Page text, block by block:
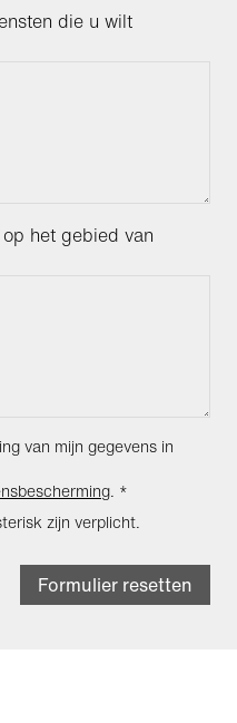
die u wilt
het gebied van
van mijn gegevens in
. *
zijn verplicht.
Formulier resetten